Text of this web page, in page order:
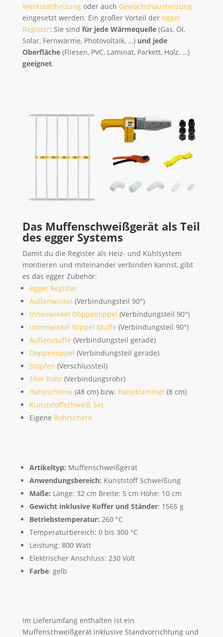
Werkstattheizungoder auch Gewächshausheizung
eingesetzt werden. Ein großer Vorteil der egger
Register: Sie sind für jede Wärmequelle(Gas, Öl,
Solar, Fernwärme, Photovoltaik, …) und jede
Oberfläche(Fliesen, PVC, Laminat, Parkett, Holz, …)
geeignet.
Das Muffenschweißgerät als Teil
des egger Systems
Damit du die Register als Heiz- und Kühlsystem
montieren und miteinander verbinden kannst, gibt
es das egger Zubehör:
egger Register
Außenwinkel (Verbindungsteil 90°)
Innenwinkel Doppelnippel (Verbindungsteil 90°)
Innenwinkel Nippel Muffe (Verbindungsteil 90°)
Außenmuffe (Verbindungsteil gerade)
Doppelnippel (Verbindungsteil gerade)
Stopfen (Verschlussteil)
16er Rohr(Verbindungsrohr)
Halteschiene (48 cm) bzw. Halteklammer(8 cm)
Kunststoffschweiß Set
Eigene Rohrschere
Artikeltyp: Muffenschweißgerät
Anwendungsbereich: Kunststoff Schweißung
Maße: Länge: 32 cm Breite: 5 cm Höhe: 10 cm
Gewicht inklusive Koffer und Ständer: 1565 g
Betriebstemperatur: 260 °C
Temperaturbereich: 0 bis 300 °C
Leistung: 800 Watt
Elektrischer Anschluss: 230 Volt
Farbe: gelb
Im Lieferumfang enthalten ist ein
Muffenschweißgerät inklusive Standvorrichtung und